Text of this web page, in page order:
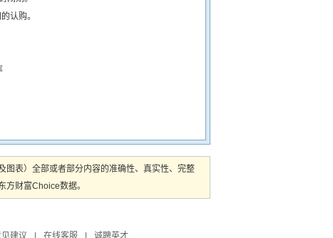
认购。
图表）全部或者部分内容的准确性、真实性、完整
财富Choice数据。
见建议 在线客服 诚聘英才